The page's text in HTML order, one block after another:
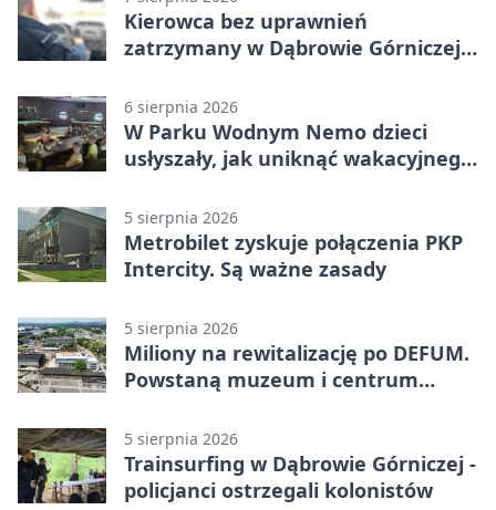
Kierowca bez uprawnień
zatrzymany w Dąbrowie Górniczej.
6 sierpnia 2026
W Parku Wodnym Nemo dzieci
usłyszały, jak uniknąć wakacyjnego
5 sierpnia 2026
Metrobilet zyskuje połączenia PKP
Intercity. Są ważne zasady
5 sierpnia 2026
Miliony na rewitalizację po DEFUM.
Powstaną muzeum i centrum
5 sierpnia 2026
Trainsurfing w Dąbrowie Górniczej -
policjanci ostrzegali kolonistów